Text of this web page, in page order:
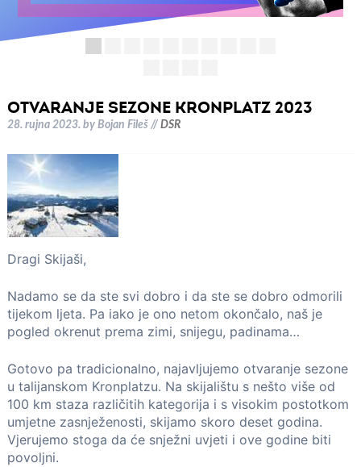
OTVARANJE SEZONE KRONPLATZ 2023
28. rujna 2023. by Bojan Fileš // DSR
Dragi Skijaši,
Nadamo se da ste svi dobro i da ste se dobro odmorili
tijekom ljeta. Pa iako je ono netom okončalo, naš je
pogled okrenut prema zimi, snijegu, padinama…
Gotovo pa tradicionalno, najavljujemo otvaranje sezone
u talijanskom Kronplatzu. Na skijalištu s nešto više od
100 km staza različitih kategorija i s visokim postotkom
umjetne zasnježenosti, skijamo skoro deset godina.
Vjerujemo stoga da će snježni uvjeti i ove godine biti
povoljni.